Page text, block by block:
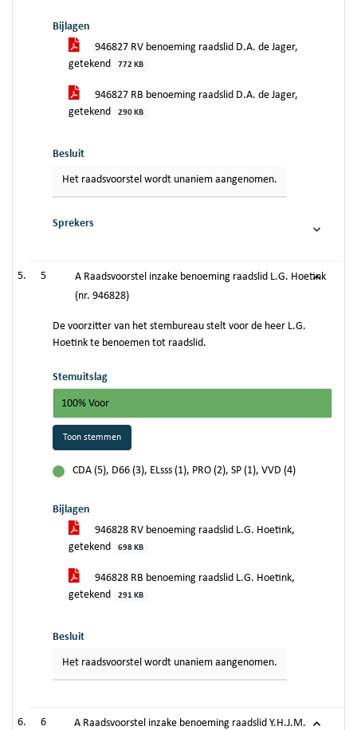
Bijlagen
946827 RV benoeming raadslid D.A. de Jager,
getekend
772 KB
946827 RB benoeming raadslid D.A. de Jager,
getekend
290 KB
Besluit
Het raadsvoorstel wordt unaniem aangenomen.
Sprekers
5
A Raadsvoorstel inzake benoeming raadslid L.G. Hoetink
(nr. 946828)
De voorzitter van het stembureau stelt voor de heer L.G.
Hoetink te benoemen tot raadslid.
Stemuitslag
100% Voor
Toon stemmen
CDA (5), D66 (3), ELsss (1), PRO (2), SP (1), VVD (4)
Bijlagen
946828 RV benoeming raadslid L.G. Hoetink,
getekend
698 KB
946828 RB benoeming raadslid L.G. Hoetink,
getekend
291 KB
Besluit
Het raadsvoorstel wordt unaniem aangenomen.
6
A Raadsvoorstel inzake benoeming raadslid Y.H.J.M.